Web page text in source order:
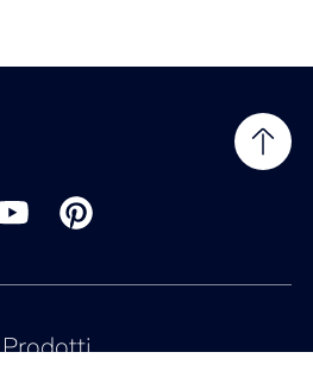
Prodotti